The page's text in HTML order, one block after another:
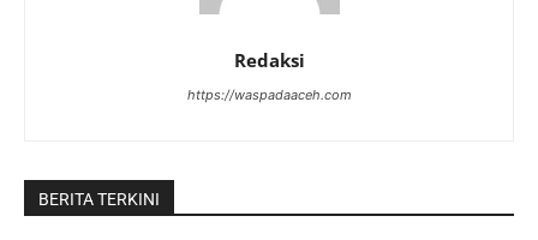
Redaksi
https://waspadaaceh.com
BERITA TERKINI